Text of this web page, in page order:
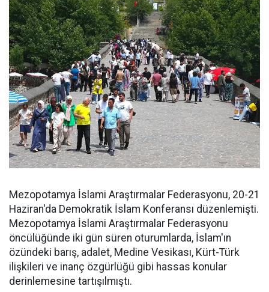
Mezopotamya İslami Araştırmalar Federasyonu, 20-21
Haziran'da Demokratik İslam Konferansı düzenlemişti.
Mezopotamya İslami Araştırmalar Federasyonu
öncülüğünde iki gün süren oturumlarda, İslam'ın
özündeki barış, adalet, Medine Vesikası, Kürt-Türk
ilişkileri ve inanç özgürlüğü gibi hassas konular
derinlemesine tartışılmıştı.